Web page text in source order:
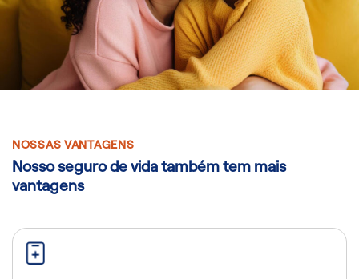
NOSSAS VANTAGENS
Nosso seguro de vida também tem mais
vantagens